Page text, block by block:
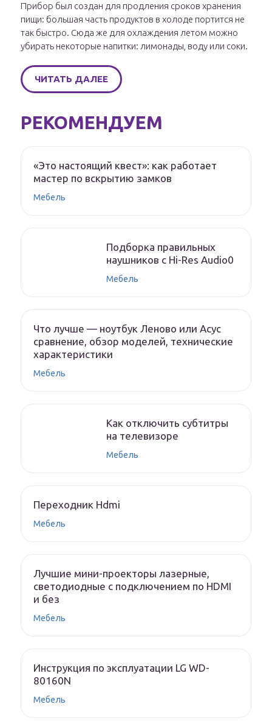
Прибор был создан для продления сроков хранения
пищи: большая часть продуктов в холоде портится не
так быстро. Сюда же для охлаждения летом можно
убирать некоторые напитки: лимонады, воду или соки.
ЧИТАТЬ ДАЛЕЕ
РЕКОМЕНДУЕМ
«Это настоящий квест»: как работает
мастер по вскрытию замков
Мебель
Подборка правильных
наушников с Hi-Res Audio0
Мебель
Что лучше — ноутбук Леново или Асус
сравнение, обзор моделей, технические
характеристики
Мебель
Как отключить субтитры
на телевизоре
Мебель
Переходник Hdmi
Мебель
Лучшие мини-проекторы лазерные,
светодиодные с подключением по HDMI
и без
Мебель
Инструкция по эксплуатации LG WD-
80160N
Мебель